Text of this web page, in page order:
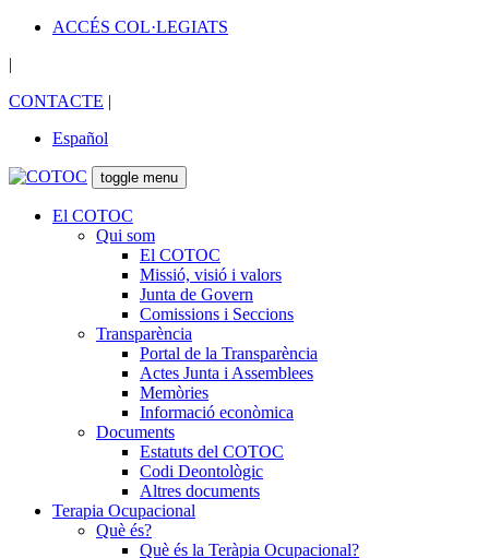
ACCÉS COL·LEGIATS
|
CONTACTE |
Español
toggle menu
El COTOC
Qui som
El COTOC
Missió, visió i valors
Junta de Govern
Comissions i Seccions
Transparència
Portal de la Transparència
Actes Junta i Assemblees
Memòries
Informació econòmica
Documents
Estatuts del COTOC
Codi Deontològic
Altres documents
Terapia Ocupacional
Què és?
Què és la Teràpia Ocupacional?